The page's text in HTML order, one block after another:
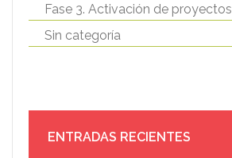
Fase 3. Activación de proyectos
Sin categoría
ENTRADAS RECIENTES